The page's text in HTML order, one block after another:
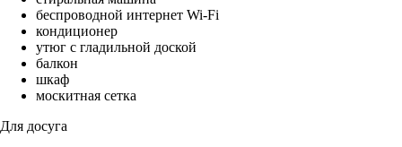
беспроводной интернет Wi-Fi
кондиционер
утюг с гладильной доской
балкон
шкаф
москитная сетка
Для досуга